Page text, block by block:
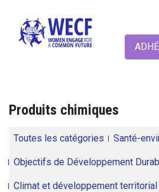
Produits chimiques
Toutes les catégories Santé-
Objectifs de Développement
Climat et développement territorial